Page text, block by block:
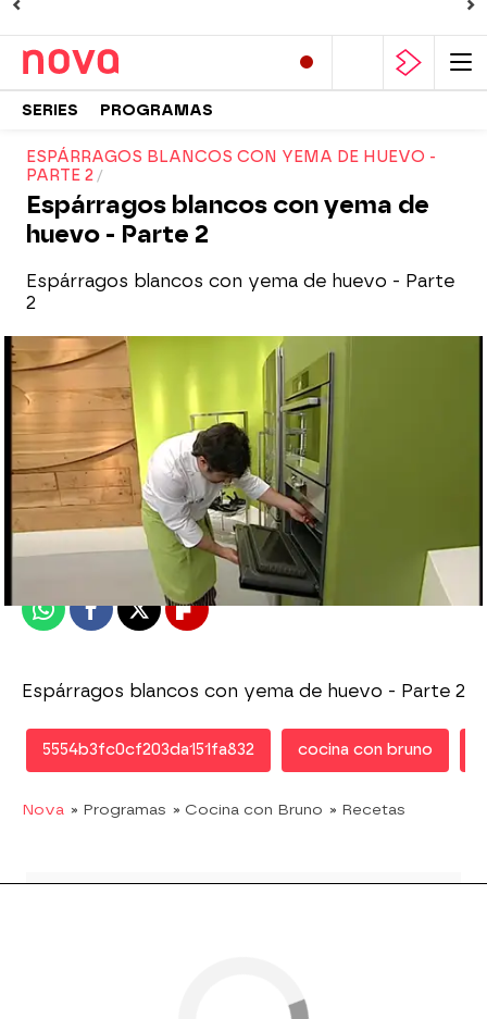
SERIES PROGRAMAS
ESPÁRRAGOS BLANCOS CON YEMA DE HUEVO -
PARTE 2
Espárragos blancos con yema de
huevo - Parte 2
Espárragos blancos con yema de huevo - Parte
2
Nova
Publicado: 16 de abril de 2013, 17:32
WhatsappFacebook
X Flipboard
Espárragos blancos con yema de huevo - Parte 2
5554b3fc0cf203da151fa832 cocina con bruno
Nova » Programas » Cocina con Bruno » Recetas